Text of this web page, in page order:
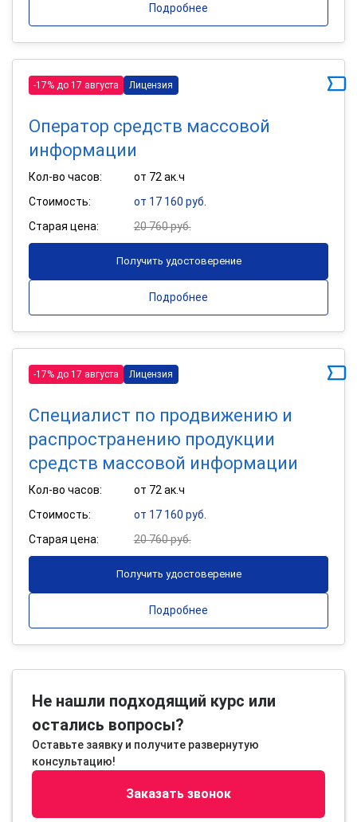
Подробнее
-17% до 17 августа Лицензия
Оператор средств массовой
информации
Кол-во часов:
от 72 ак.ч
Стоимость:
от 17 160 руб.
Старая цена:
20 760 руб.
Получить удостоверение
Подробнее
-17% до 17 августа Лицензия
Специалист по продвижению и
распространению продукции
средств массовой информации
Кол-во часов:
от 72 ак.ч
Стоимость:
от 17 160 руб.
Старая цена:
20 760 руб.
Получить удостоверение
Подробнее
Не нашли подходящий курс или
остались вопросы?
Оставьте заявку и получите развернутую
консультацию!
Заказать звонок